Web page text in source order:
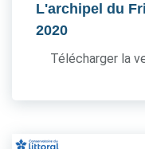
L'archipel du
2020
Télécharger la